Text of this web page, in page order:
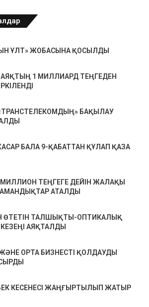
ҰЛТ» ЖОБАСЫНА ҚОСЫЛДЫ
1 МИЛЛИАРД ТЕҢГЕДЕН
БАҚЫЛАУ
БАЛА 9-ҚАБАТТАН ҚҰЛАП ҚАЗА
ТЕҢГЕГЕ ДЕЙІН ЖАЛАҚЫ
АТАЛДЫ
ӨТЕТІН ТАЛШЫҚТЫ-ОПТИКАЛЫҚ
КЕЗЕҢІ АЯҚТАЛДЫ
ОРТА БИЗНЕСТІ ҚОЛДАУДЫ
КЕСЕНЕСІ ЖАҢҒЫРТЫЛЫП ЖАТЫР